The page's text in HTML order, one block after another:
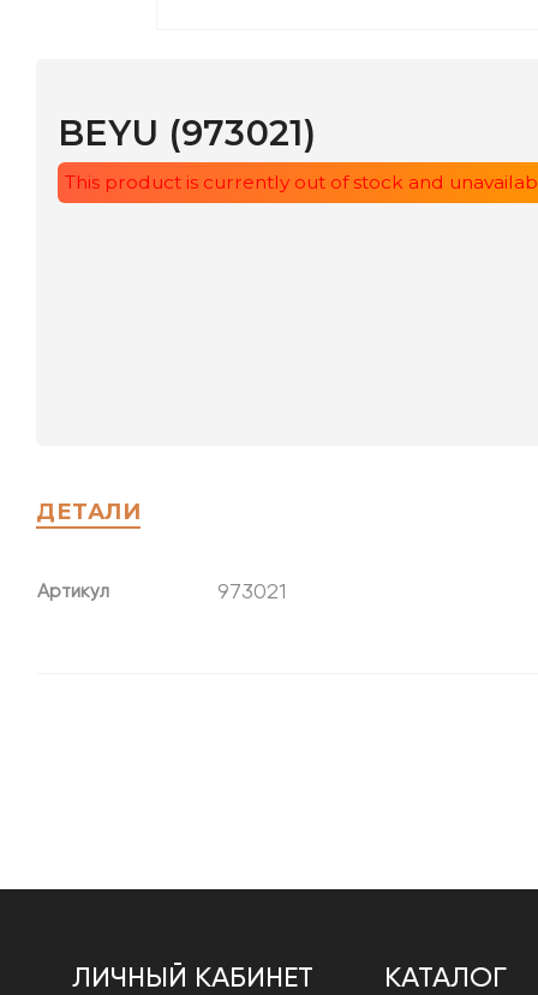
ДЕТАЛИ
Артикул 973021
ЛИЧНЫЙ КАБИНЕТ КАТАЛОГ